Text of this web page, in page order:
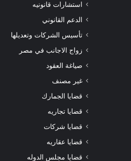
استشارات قانونيه
الدعم القانوني
تأسيس الشركات وتعديلها
زواج الاجانب في مصر
صياغة العقود
غير مصنف
قضايا الجمارك
قضايا تجاريه
قضايا شركات
قضايا عقاريه
قضايا مجلس الدوله